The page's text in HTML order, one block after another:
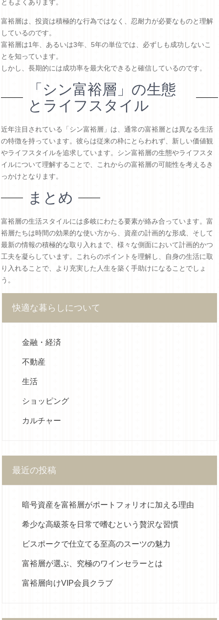
ともよくあります。
富裕層は、投資は積極的な行為ではなく、忍耐力が必要なものと理解
しているのです。
富裕層は1年、あるいは3年、5年の単位では、必ずしも成功しないこ
とを知っています。
しかし、長期的には成功率を最大化できると確信しているのです。
「シン富裕層」の生態
とライフスタイル
近年注目されている「シン富裕層」は、通常の富裕層とは異なる生活
の特徴を持っています。彼らは従来の枠にとらわれず、新しい価値観
やライフスタイルを追求しています。シン富裕層の生態やライフスタ
イルについて理解することで、これからの富裕層の可能性を考えるき
っかけとなります。
まとめ
富裕層の生活スタイルには多岐にわたる要素が絡み合っています。富
裕層たちは時間の効果的な使い方から、資産の計画的な形成、そして
最新の情報の積極的な取り入れまで、様々な側面において計画的かつ
工夫を凝らしています。これらのポイントを理解し、自身の生活に取
り入れることで、より充実した人生を築く手助けになることでしょ
う。
快適な暮らしについて
金融・経済
不動産
生活
ショッピング
カルチャー
最近の投稿
暗号資産を富裕層がポートフォリオに加える理由
希少な高級茶を日常で嗜むという贅沢な習慣
ビスポークで仕立てる至高のスーツの魅力
富裕層が選ぶ、究極のワインセラーとは
富裕層向けVIP会員クラブ